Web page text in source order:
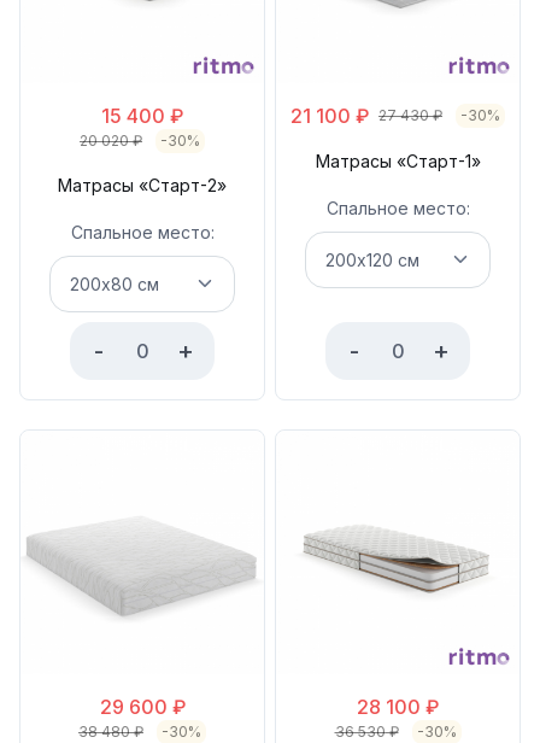
15 400 ₽
20 020₽ -30%
Матрасы «Старт-2»
Спальное место:
- +
21 100 ₽ 27 430₽ -30%
Матрасы «Старт-1»
Спальное место:
- +
29 600 ₽
38 480₽ -30%
28 100 ₽
36 530₽ -30%